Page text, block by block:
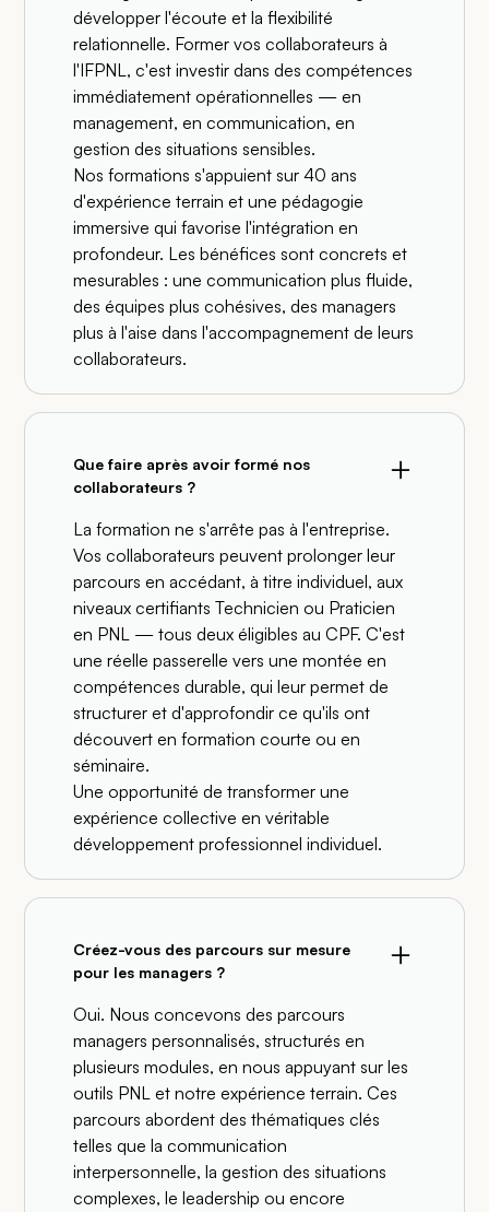
développer l'écoute et la flexibilité
relationnelle. Former vos collaborateurs à
l'IFPNL, c'est investir dans des compétences
immédiatement opérationnelles — en
management, en communication, en
gestion des situations sensibles.
Nos formations s'appuient sur 40 ans
d'expérience terrain et une pédagogie
immersive qui favorise l'intégration en
profondeur. Les bénéfices sont concrets et
mesurables : une communication plus fluide,
des équipes plus cohésives, des managers
plus à l'aise dans l'accompagnement de leurs
collaborateurs.
Que faire après avoir formé nos
collaborateurs ?
La formation ne s'arrête pas à l'entreprise.
Vos collaborateurs peuvent prolonger leur
parcours en accédant, à titre individuel, aux
niveaux certifiants Technicien ou Praticien
en PNL — tous deux éligibles au CPF. C'est
une réelle passerelle vers une montée en
compétences durable, qui leur permet de
structurer et d'approfondir ce qu'ils ont
découvert en formation courte ou en
séminaire.
Une opportunité de transformer une
expérience collective en véritable
développement professionnel individuel.
Créez-vous des parcours sur mesure
pour les managers ?
Oui. Nous concevons des parcours
managers personnalisés, structurés en
plusieurs modules, en nous appuyant sur les
outils PNL et notre expérience terrain. Ces
parcours abordent des thématiques clés
telles que la communication
interpersonnelle, la gestion des situations
complexes, le leadership ou encore